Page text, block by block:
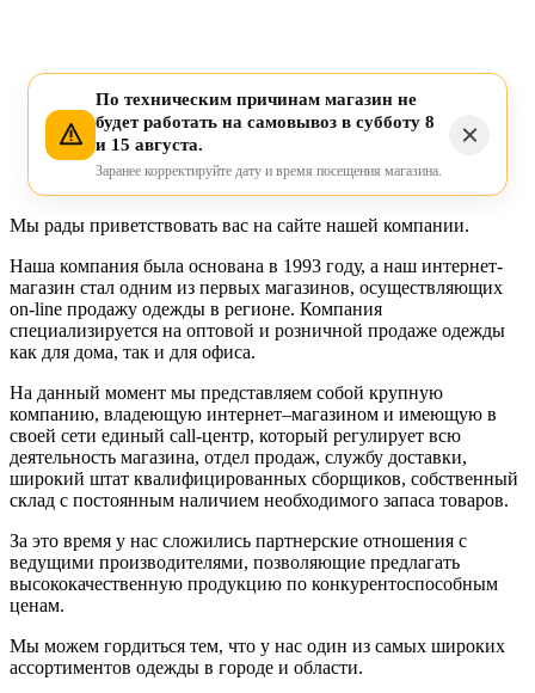
По техническим причинам магазин не
будет работать на самовывоз в субботу 8
и 15 августа.
Заранее корректируйте дату и время посещения магазина.
Мы рады приветствовать вас на сайте нашей компании.
Наша компания была основана в 1993 году, а наш интернет-
магазин стал одним из первых магазинов, осуществляющих
on-line продажу одежды в регионе. Компания
специализируется на оптовой и розничной продаже одежды
как для дома, так и для офиса.
На данный момент мы представляем собой крупную
компанию, владеющую интернет–магазином и имеющую в
своей сети единый call-центр, который регулирует всю
деятельность магазина, отдел продаж, службу доставки,
широкий штат квалифицированных сборщиков, собственный
склад c постоянным наличием необходимого запаса товаров.
За это время у нас сложились партнерские отношения с
ведущими производителями, позволяющие предлагать
высококачественную продукцию по конкурентоспособным
ценам.
Мы можем гордиться тем, что у нас один из самых широких
ассортиментов одежды в городе и области.